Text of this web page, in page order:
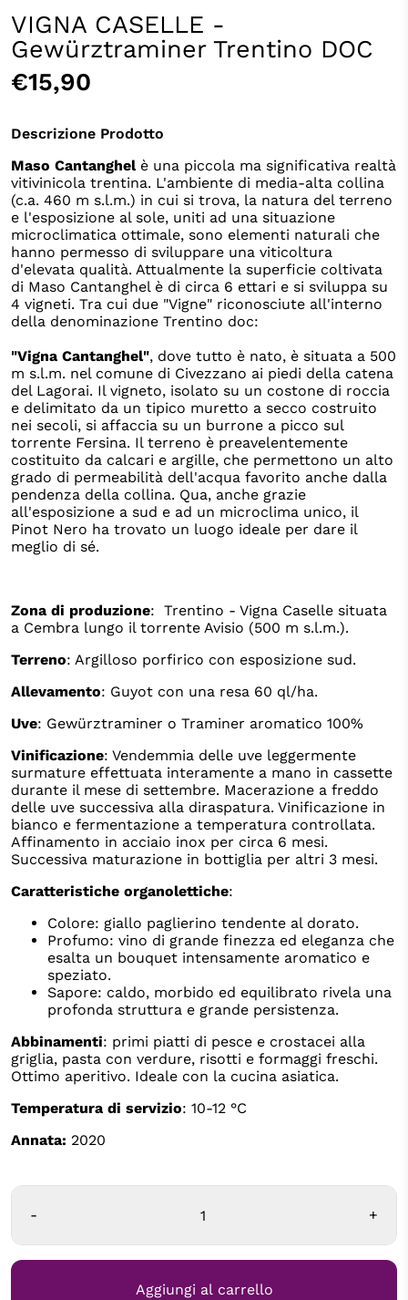
VIGNA CASELLE -
Gewürztraminer Trentino DOC
€15,90
Descrizione Prodotto
Maso Cantanghelè una piccola ma significativa realtà
vitivinicola trentina. L'ambiente di media-alta collina
(c.a. 460 m s.l.m.) in cui si trova, la natura del terreno
e l'esposizione al sole, uniti ad una situazione
microclimatica ottimale, sono elementi naturali che
hanno permesso di sviluppare una viticoltura
d'elevata qualità. Attualmente la superficie coltivata
di Maso Cantanghel è di circa 6 ettari e si sviluppa su
4 vigneti. Tra cui due "Vigne" riconosciute all'interno
della denominazione Trentino doc:
"Vigna Cantanghel", dove tutto è nato, è situata a 500
m s.l.m. nel comune di Civezzano ai piedi della catena
del Lagorai. Il vigneto, isolato su un costone di roccia
e delimitato da un tipico muretto a secco costruito
nei secoli, si affaccia su un burrone a picco sul
torrente Fersina. Il terreno è preavelentemente
costituito da calcari e argille, che permettono un alto
grado di permeabilità dell'acqua favorito anche dalla
pendenza della collina. Qua, anche grazie
all'esposizione a sud e ad un microclima unico, il
Pinot Nero ha trovato un luogo ideale per dare il
meglio di sé.
Zona di produzione: Trentino - Vigna Caselle situata
a Cembra lungo il torrente Avisio (500 m s.l.m.).
Terreno: Argilloso porfirico con esposizione sud.
Allevamento: Guyot con una resa 60 ql/ha.
Uve: Gewürztraminer o Traminer aromatico 100%
Vinificazione: Vendemmia delle uve leggermente
surmature effettuata interamente a mano in cassette
durante il mese di settembre. Macerazione a freddo
delle uve successiva alla diraspatura. Vinificazione in
bianco e fermentazione a temperatura controllata.
Affinamento in acciaio inox per circa 6 mesi.
Successiva maturazione in bottiglia per altri 3 mesi.
Caratteristiche organolettiche:
Colore: giallo paglierino tendente al dorato.
Profumo: vino di grande finezza ed eleganza che
esalta un bouquet intensamente aromatico e
speziato.
Sapore: caldo, morbido ed equilibrato rivela una
profonda struttura e grande persistenza.
Abbinamenti: primi piatti di pesce e crostacei alla
griglia, pasta con verdure, risotti e formaggi freschi.
Ottimo aperitivo. Ideale con la cucina asiatica.
Temperatura di servizio: 10-12 °C
Annata: 2020
- +
Aggiungi al carrello